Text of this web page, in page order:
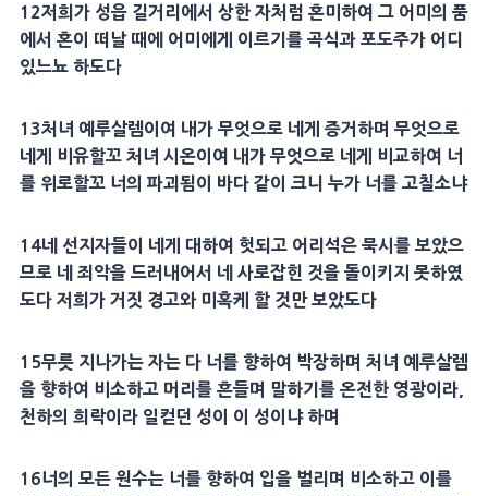
12저희가 성읍길거리에서 상한 자처럼 혼미하여 그 어미의 품
에서 혼이 떠날 때에 어미에게 이르기를 곡식과 포도주가 어디
있느뇨 하도다
13처녀 예루살렘이여 내가 무엇으로 네게 증거 하며 무엇으로
네게 비유할꼬 처녀 시온이여 내가 무엇으로 네게 비교하여 너
를 위로할꼬 너의 파괴됨이 바다같이 크니 누가 너를 고칠소냐
14네 선지자들이 네게 대하여 헛되고 어리석은 묵시 를 보았으
므로 네 죄악을 드러내어서 네 사로잡힌 것을 돌이키지 못하였
도다 저희가 거짓 경고와 미혹케 할 것만 보았도다
15무릇 지나가는 자는 다 너를 향하여 박장하며 처녀 예루살렘
을 향하여 비소하고 머리 를 흔들며 말하기를 온전한 영광이라,
천하의 희락이라 일컫던 성이 이 성이냐 하며
16너의 모든 원수는 너를 향하여 입을 벌리며 비소하고 이를